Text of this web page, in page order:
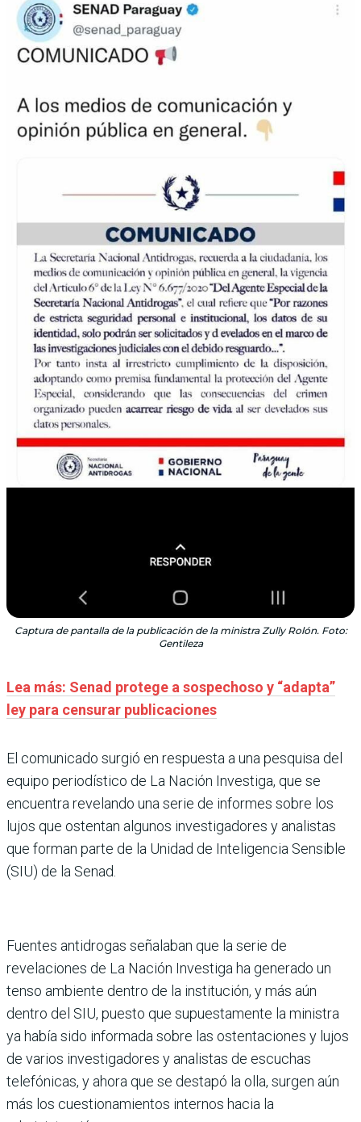
Captura de pantalla de la publicación de la ministra Zully Rolón. Foto:
Gentileza
Lea más: Senad protege a sospechoso y “adapta”
ley para censurar publicaciones
El comunicado surgió en respuesta a una pesquisa del
equipo periodístico de La Nación Investiga, que se
encuentra reve­lando una serie de informes sobre los
lujos que ostentan algunos investigadores y analistas
que forman parte de la Unidad de Inteligencia Sensible
(SIU) de la Senad.
Fuentes antidrogas seña­laban que la serie de
revelaciones de La Nación Investiga ha gene­rado un
tenso ambiente dentro de la institución, y más aún
dentro del SIU, puesto que supuestamente la ministra
ya había sido informada sobre las osten­taciones y lujos
de varios investigadores y analistas de escuchas
telefónicas, y ahora que se destapó la olla, surgen aún
más los cuestio­namientos internos hacia la